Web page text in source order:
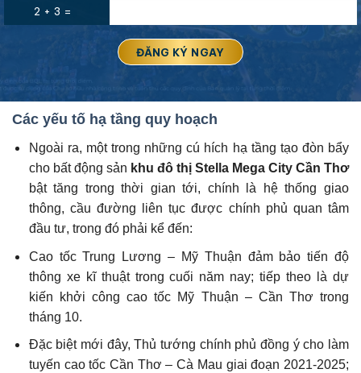
2 + 3 =
Các yếu tố hạ tầng quy hoạch
Ngoài ra, một trong những cú hích hạ tầng tạo đòn bẩy
cho bất động sản khu đô thị Stella Mega City Cần Thơ
bật tăng trong thời gian tới, chính là hệ thống giao
thông, cầu đường liên tục được chính phủ quan tâm
đầu tư, trong đó phải kể đến:
Cao tốc Trung Lương – Mỹ Thuận đảm bảo tiến độ
thông xe kĩ thuật trong cuối năm nay; tiếp theo là dự
kiến khởi công cao tốc Mỹ Thuận – Cần Thơ trong
tháng 10.
Đặc biệt mới đây, Thủ tướng chính phủ đồng ý cho làm
tuyến cao tốc Cần Thơ – Cà Mau giai đoạn 2021-2025;